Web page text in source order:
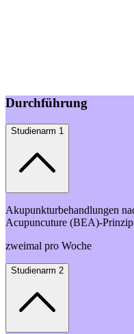
Durchführung
Studienarm 1
Akupunkturbehandlungen
Acupuncuture (BEA)-Prinzip
zweimal pro Woche
Studienarm 2